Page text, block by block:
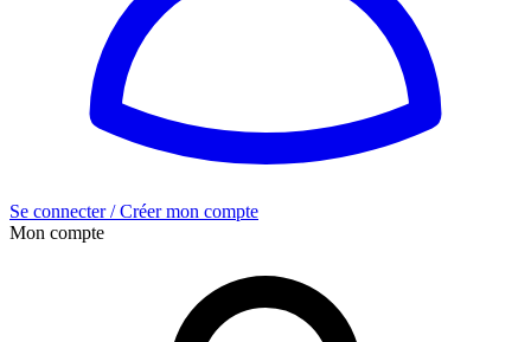
Se connecter / Créer mon compte
Mon compte